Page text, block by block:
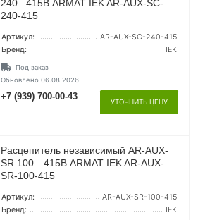
240...415В ARMAT IEK AR-AUX-SC-
240-415
Артикул:
AR-AUX-SC-240-415
Бренд:
IEK
Под заказ
Обновлено 06.08.2026
+7 (939) 700-00-43
УТОЧНИТЬ ЦЕНУ
Расцепитель независимый AR-AUX-
SR 100…415В ARMAT IEK AR-AUX-
SR-100-415
Артикул:
AR-AUX-SR-100-415
Бренд:
IEK